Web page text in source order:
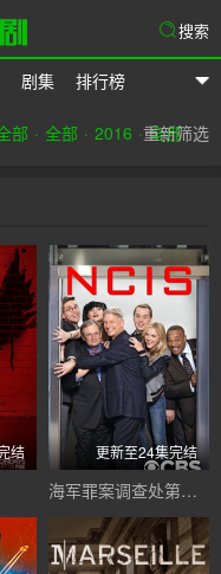
剧集 排行榜
搜索
部 全部 2016 全部
重新筛选
结 更新至24集完结
海军罪案调查处第十四季